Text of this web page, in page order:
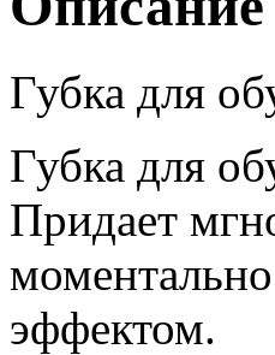
Губка для
Губка для
Придает
эффектом.